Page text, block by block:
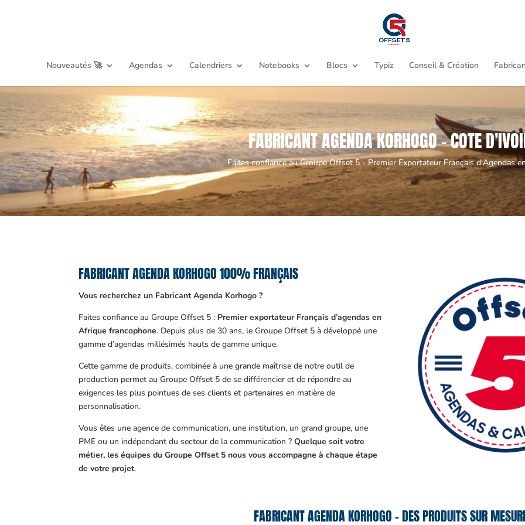
Nouveautés 🚀 Agendas Calendriers Notebooks Blocs Typiz Conseil & Création
FABRICANT AGENDA KORHOGO - COTE
Faites confiance au Groupe Offset 5 - Premier Exportateur Français d'Agendas
FABRICANT AGENDA KORHOGO 100% FRANÇAIS
Vous recherchez un Fabricant Agenda Korhogo ?
Faites confiance au Groupe Offset 5 : Premier exportateur Français d’agendas en
Afrique francophone. Depuis plus de 30 ans, le Groupe Offset 5 à développé une
gamme d’agendas millésimés hauts de gamme unique.
Cette gamme de produits, combinée à une grande maîtrise de notre outil de
production permet au Groupe Offset 5 de se différencier et de répondre au
exigences les plus pointues de ses clients et partenaires en matière de
personnalisation.
Vous êtes une agence de communication, une institution, un grand groupe, une
PME ou un indépendant du secteur de la communication ?Quelque soit votre
métier, les équipes du Groupe Offset 5 nous vous accompagne à chaque étape
de votre projet.
FABRICANT AGENDA KORHOGO – DES PRODUITS SUR